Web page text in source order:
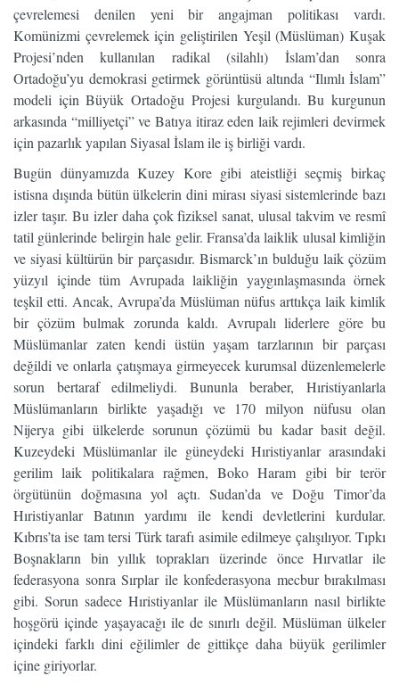
çevrelemesi denilen yeni bir angajman politikası vardı.
Komünizmi çevrelemek için geliştirilen Yeşil (Müslüman) Kuşak
Projesi’nden kullanılan radikal (silahlı) İslam’dan sonra
Ortadoğu’yu demokrasi getirmek görüntüsü altında “Ilımlı İslam”
modeli için Büyük Ortadoğu Projesi kurgulandı. Bu kurgunun
arkasında “milliyetçi” ve Batıya itiraz eden laik rejimleri devirmek
için pazarlık yapılan Siyasal İslam ile iş birliği vardı.
Bugün dünyamızda Kuzey Kore gibi ateistliği seçmiş birkaç
istisna dışında bütün ülkelerin dini mirası siyasi sistemlerinde bazı
izler taşır. Bu izler daha çok fiziksel sanat, ulusal takvim ve resmî
tatil günlerinde belirgin hale gelir. Fransa’da laiklik ulusal kimliğin
ve siyasi kültürün bir parçasıdır. Bismarck’ın bulduğu laik çözüm
yüzyıl içinde tüm Avrupada laikliğin yaygınlaşmasında örnek
teşkil etti. Ancak, Avrupa’da Müslüman nüfus arttıkça laik kimlik
bir çözüm bulmak zorunda kaldı. Avrupalı liderlere göre bu
Müslümanlar zaten kendi üstün yaşam tarzlarının bir parçası
değildi ve onlarla çatışmaya girmeyecek kurumsal düzenlemelerle
sorun bertaraf edilmeliydi. Bununla beraber, Hıristiyanlarla
Müslümanların birlikte yaşadığı ve 170 milyon nüfusu olan
Nijerya gibi ülkelerde sorunun çözümü bu kadar basit değil.
Kuzeydeki Müslümanlar ile güneydeki Hıristiyanlar arasındaki
gerilim laik politikalara rağmen, Boko Haram gibi bir terör
örgütünün doğmasına yol açtı. Sudan’da ve Doğu Timor’da
Hıristiyanlar Batının yardımı ile kendi devletlerini kurdular.
Kıbrıs’ta ise tam tersi Türk tarafı asimile edilmeye çalışılıyor. Tıpkı
Boşnakların bin yıllık toprakları üzerinde önce Hırvatlar ile
federasyona sonra Sırplar ile konfederasyona mecbur bırakılması
gibi. Sorun sadece Hıristiyanlar ile Müslümanların nasıl birlikte
hoşgörü içinde yaşayacağı ile de sınırlı değil. Müslüman ülkeler
içindeki farklı dini eğilimler de gittikçe daha büyük gerilimler
içine giriyorlar.